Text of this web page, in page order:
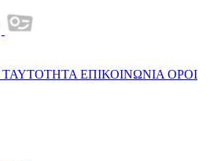
ΤΑΥΤΟΤΗΤΑ ΕΠΙΚΟΙΝΩΝΙΑ ΟΡΟΙ